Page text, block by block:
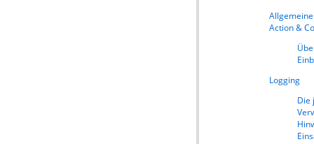
Action &
Logging
Die